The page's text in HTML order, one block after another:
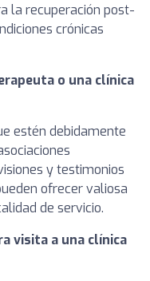
la recuperación post-
crónicas
o una clínica
estén debidamente
y testimonios
ofrecer valiosa
de servicio.
visita a una clínica